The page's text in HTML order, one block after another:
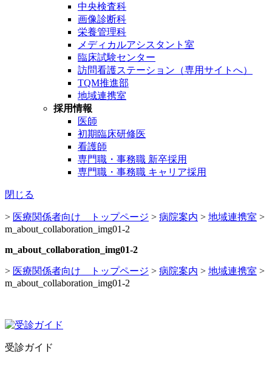
中央検査科
画像診断科
栄養管理科
メディカルアシスタント室
臨床試験センター
訪問看護ステーション（専用サイトへ）
TQM推進部
地域連携室
採用情報
医師
初期臨床研修医
看護師
専門職・事務職 新卒採用
専門職・事務職 キャリア採用
閉じる
> 医療関係者向け トップページ > 病院案内 > 地域連携室 >
m_about_collaboration_img01-2
m_about_collaboration_img01-2
> 医療関係者向け トップページ > 病院案内 > 地域連携室 >
m_about_collaboration_img01-2
受診ガイド